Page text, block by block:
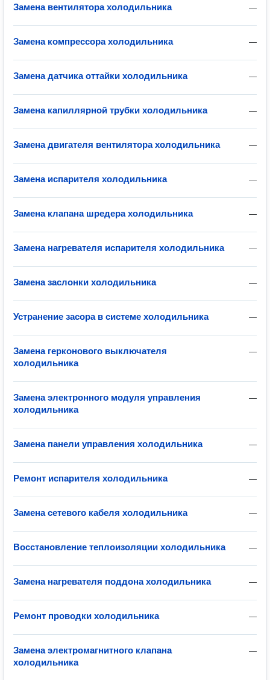
—
Замена вентилятора холодильника
—
Замена компрессора холодильника
—
Замена датчика оттайки холодильника
—
Замена капиллярной трубки холодильника
—
Замена двигателя вентилятора холодильника
—
Замена испарителя холодильника
—
Замена клапана шредера холодильника
—
Замена нагревателя испарителя холодильника
—
Замена заслонки холодильника
—
Устранение засора в системе холодильника
—
Замена герконового выключателя
холодильника
—
Замена электронного модуля управления
холодильника
—
Замена панели управления холодильника
—
Ремонт испарителя холодильника
—
Замена сетевого кабеля холодильника
—
Восстановление теплоизоляции холодильника
—
Замена нагревателя поддона холодильника
—
Ремонт проводки холодильника
—
Замена электромагнитного клапана
холодильника